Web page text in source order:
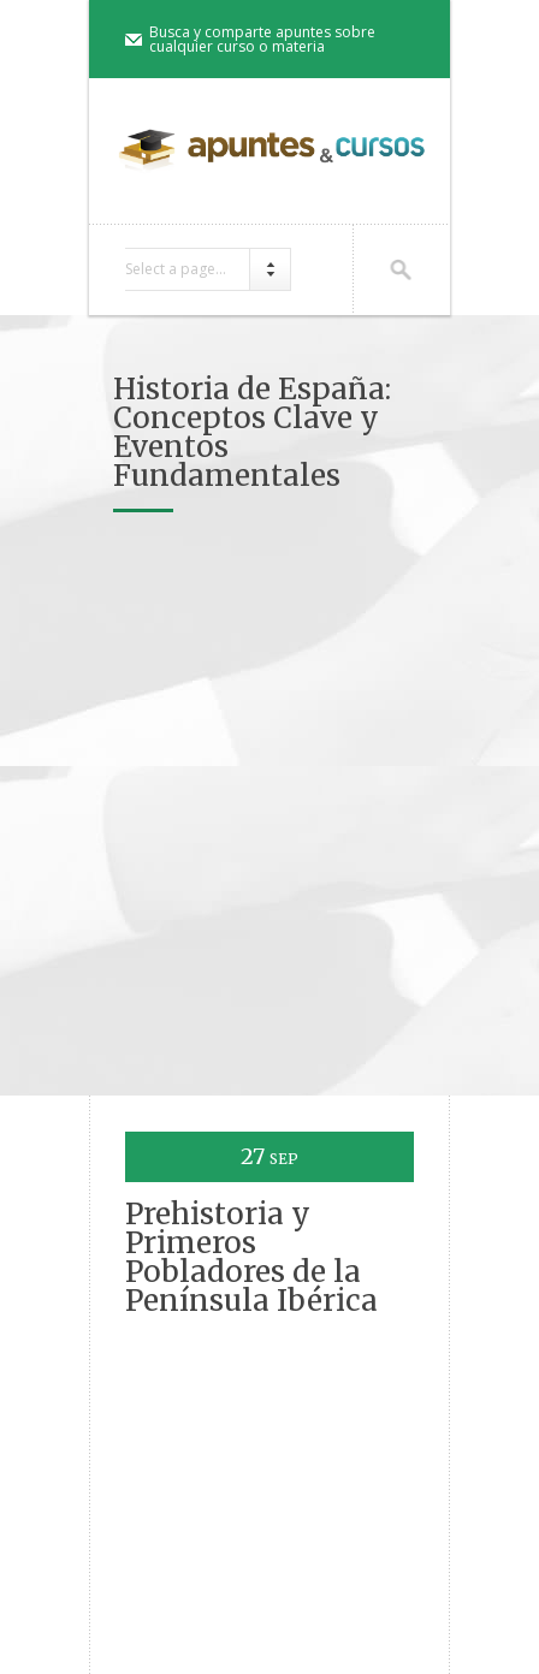
Busca y comparte apuntes sobre
cualquier curso o materia
Select a page...
Historia de España:
Conceptos Clave y
Eventos
Fundamentales
27 SEP
Prehistoria y
Primeros
Pobladores de la
Península Ibérica